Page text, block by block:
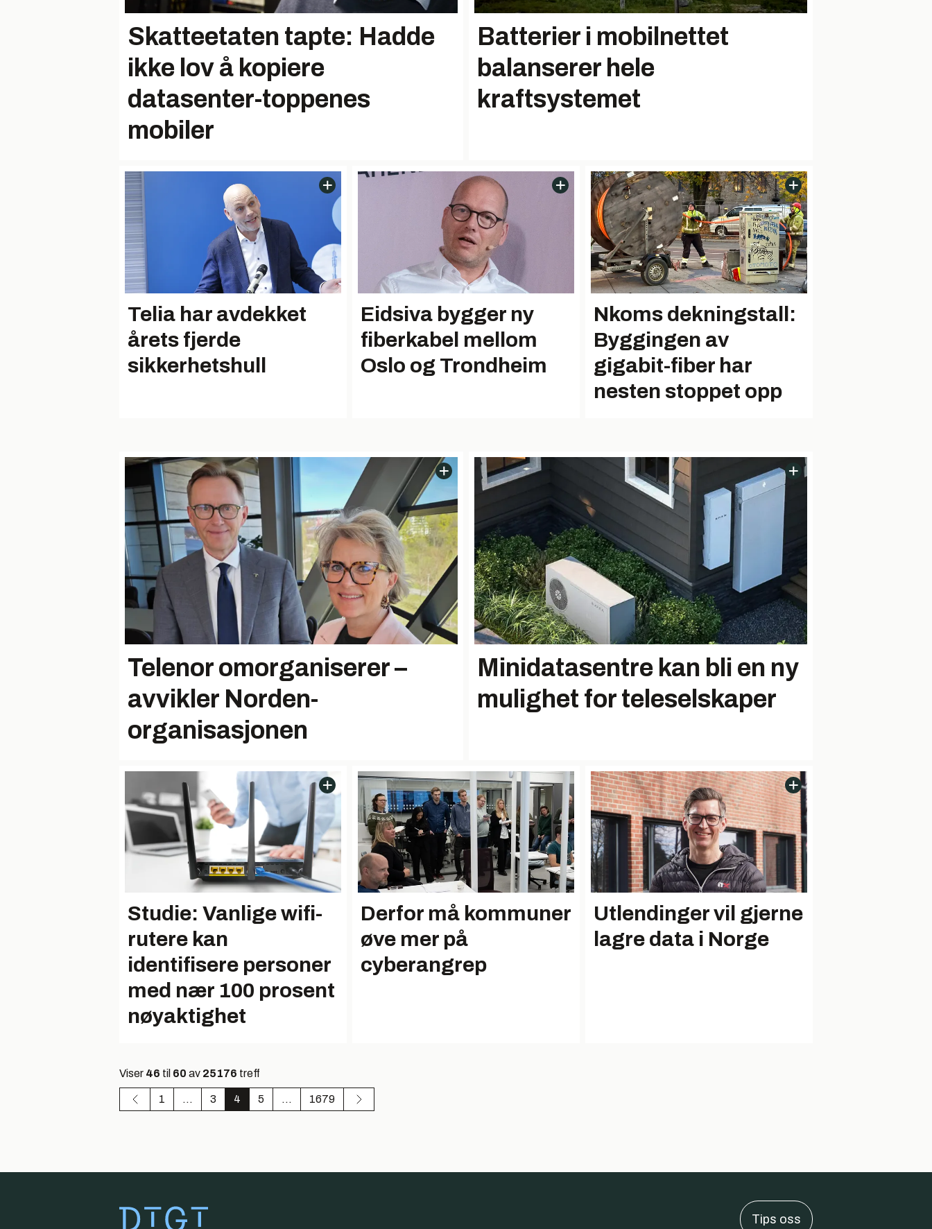
Skatteetaten tapte: Hadde
ikke lov å kopiere
datasenter-toppenes
mobiler
Batterier i mobilnettet
balanserer hele
kraftsystemet
Telia har avdekket
årets fjerde
sikkerhetshull
Eidsiva bygger ny
fiberkabel mellom
Oslo og Trondheim
Nkoms dekningstall:
Byggingen av
gigabit-fiber har
nesten stoppet opp
Telenor omorganiserer –
avvikler Norden-
organisasjonen
Minidatasentre kan bli en ny
mulighet for teleselskaper
Studie: Vanlige wifi-
rutere kan
identifisere personer
med nær 100 prosent
nøyaktighet
Derfor må kommuner
øve mer på
cyberangrep
Utlendinger vil gjerne
lagre data i Norge
Viser 46 til 60 av 25176 treff
1 ... 3 4 5 ... 1679
Tips oss